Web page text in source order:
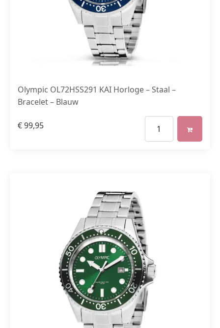
Olympic OL72HSS291 KAI Horloge – Staal –
Bracelet – Blauw
€99,95